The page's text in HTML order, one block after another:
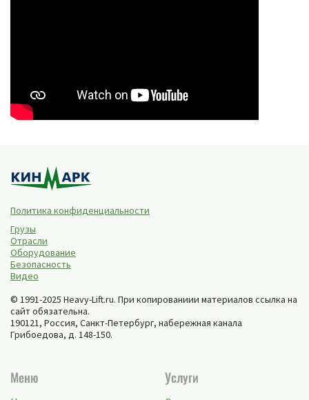
Политика конфиденциальности
Грузы
Отрасли
Оборудование
Безопасность
Видео
© 1991-2025 Heavy-Lift.ru. При копированиии материалов ссылка на
сайт обязательна.
190121, Россия, Санкт-Петербург, набережная канала
Грибоедова, д. 148-150.
Меню Услуги